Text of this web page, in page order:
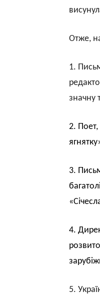
Отже,
1.
значну
2. Поет,
3.
4. Д
5.